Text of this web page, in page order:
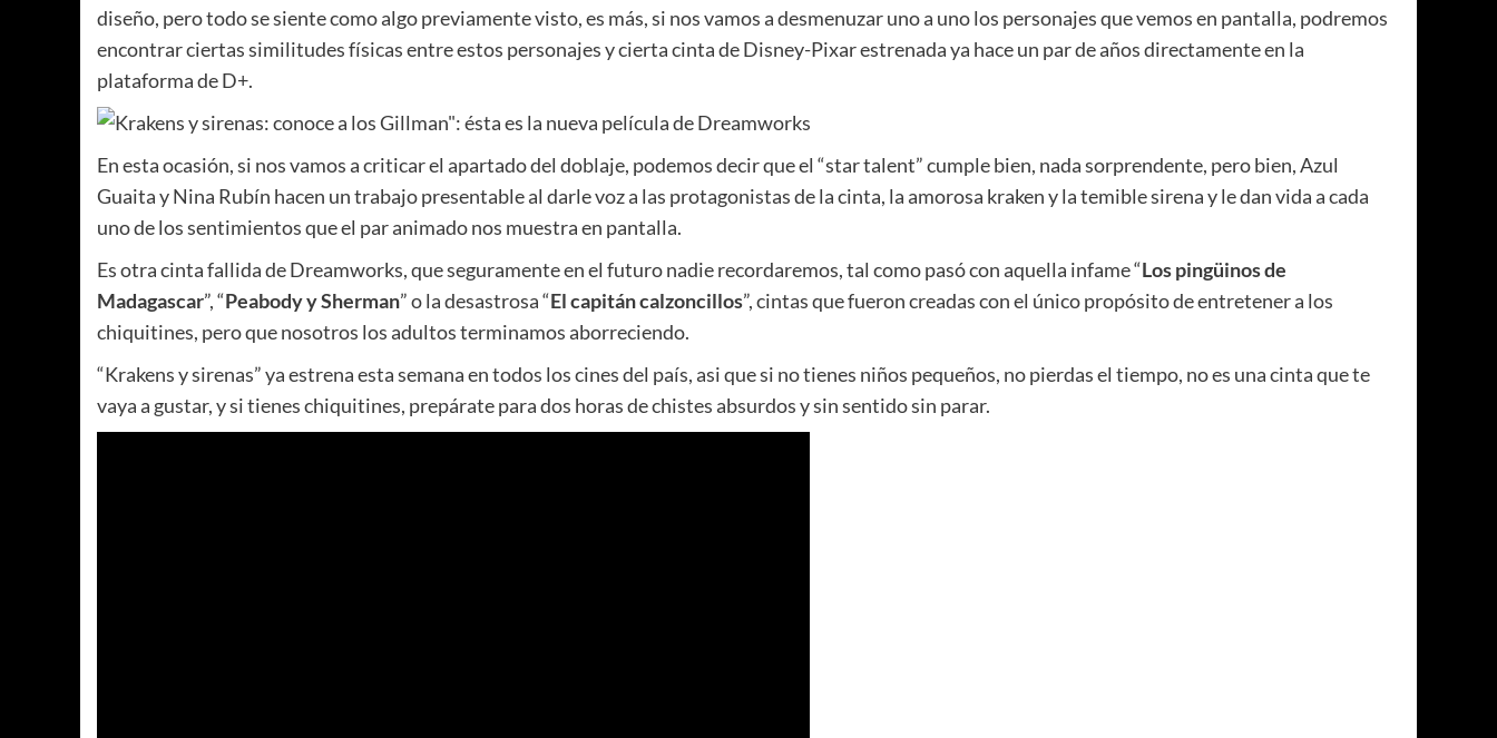
diseño, pero todo se siente como algo previamente visto, es más, si nos vamos a desmenuzar uno a uno los personajes que vemos en pantalla, podremos
encontrar ciertas similitudes físicas entre estos personajes y cierta cinta de Disney-Pixar estrenada ya hace un par de años directamente en la
plataforma de D+.
En esta ocasión, si nos vamos a criticar el apartado del doblaje, podemos decir que el “star talent” cumple bien, nada sorprendente, pero bien, Azul
Guaita y Nina Rubín hacen un trabajo presentable al darle voz a las protagonistas de la cinta, la amorosa kraken y la temible sirena y le dan vida a cada
uno de los sentimientos que el par animado nos muestra en pantalla.
Es otra cinta fallida de Dreamworks, que seguramente en el futuro nadie recordaremos, tal como pasó con aquella infame “Los pingüinos de
Madagascar”, “Peabody y Sherman” o la desastrosa “El capitán calzoncillos”, cintas que fueron creadas con el único propósito de entretener a los
chiquitines, pero que nosotros los adultos terminamos aborreciendo.
“Krakens y sirenas” ya estrena esta semana en todos los cines del país, asi que si no tienes niños pequeños, no pierdas el tiempo, no es una cinta que te
vaya a gustar, y si tienes chiquitines, prepárate para dos horas de chistes absurdos y sin sentido sin parar.